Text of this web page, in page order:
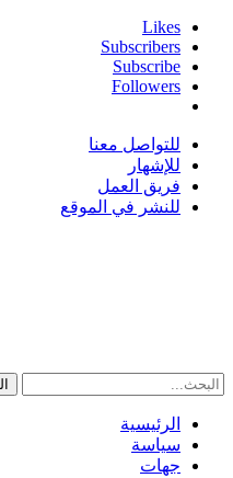
Likes
Subscribers
Subscribe
Followers
للتواصل معنا
للإشهار
فريق العمل
للنشر في الموقع
الرئيسية
سياسة
جهات